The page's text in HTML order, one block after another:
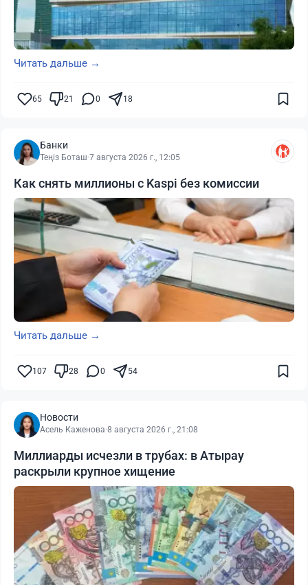
Читать дальше →
65 21 0 18
Банки
Теңіз Боташ·7 августа 2026 г., 12:05
Как снять миллионы с Kaspi без комиссии
Читать дальше →
107 28 0 54
Новости
Асель Каженова·8 августа 2026 г., 21:08
Миллиарды исчезли в трубах: в Атырау
раскрыли крупное хищение